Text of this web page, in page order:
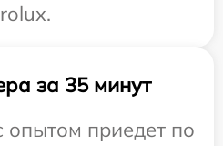
за 35 минут
приедет по